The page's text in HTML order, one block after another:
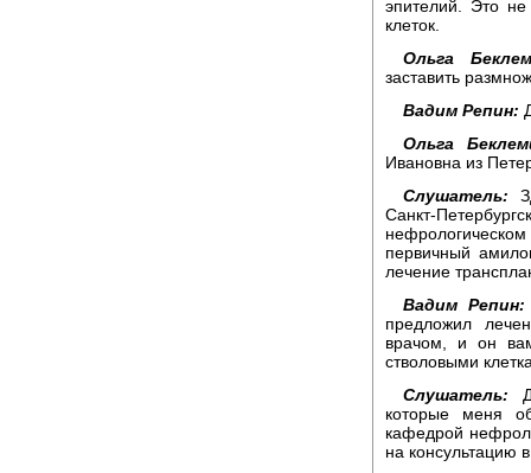
эпителий. Это не
клеток.
Ольга
заставить
Вадим Репин:
Ольга
Ивановна из
Слушатель:
Санкт-
первичный
лечение
Вадим Репин:
предложил
врачом, и он
стволовыми
Слушатель:
которые меня
кафедрой
на консультацию